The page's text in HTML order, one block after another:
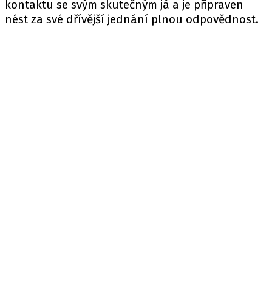
kontaktu se svým skutečným já a je připraven
nést za své dřívější jednání plnou odpovědnost.